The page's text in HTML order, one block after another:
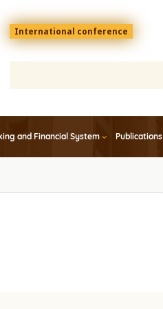
Menu
top
En
International conference
and Financial System Publications